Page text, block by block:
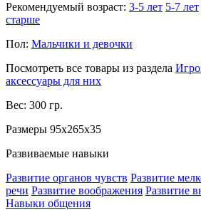
Рекомендуемый возраст: 3-5 лет 5-7 лет
старше
Пол: Мальчики и девочки
Посмотреть все товары из раздела
аксессуары для них
Вес: 300 гр.
Размеры 95x265x35
Развиваемые навыки
Развитие органов чувств Развитие
речи Развитие воображения Развитие
Навыки общения